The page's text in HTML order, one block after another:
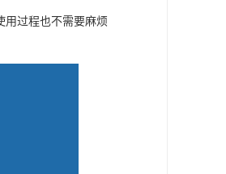
用过程也不需要麻烦